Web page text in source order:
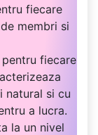
fiecare
membri si
fiecare
natural si cu
a lucra.
la un nivel